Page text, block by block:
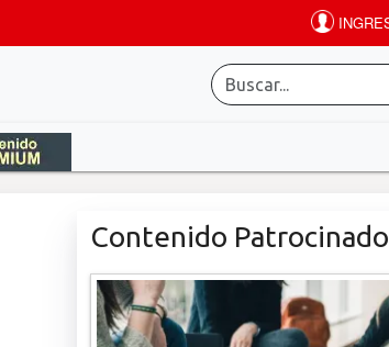
Contenido Patrocinado